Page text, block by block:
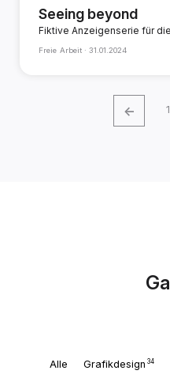
Seeing beyond
Fiktive Anzeigenserie für
Freie Arbeit ·31.01.2024
←
Alle Grafikdesign 34